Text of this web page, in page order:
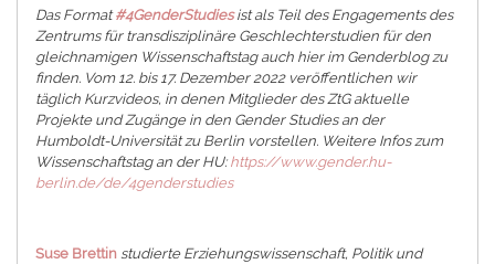
Das Format#4GenderStudiesist als Teil des Engagements des
Zentrums für transdisziplinäre Geschlechterstudien für den
gleichnamigen Wissenschaftstag auch hier im Genderblog zu
finden. Vom 12. bis 17. Dezember 2022 veröffentlichen wir
täglich Kurzvideos, in denen Mitglieder des ZtG aktuelle
Projekte und Zugänge in den Gender Studies an der
Humboldt-Universität zu Berlin vorstellen. Weitere Infos zum
Wissenschaftstag an der HU:https://www.gender.hu-
berlin.de/de/4genderstudies
Suse Brettin studierte Erziehungswissenschaft, Politik und